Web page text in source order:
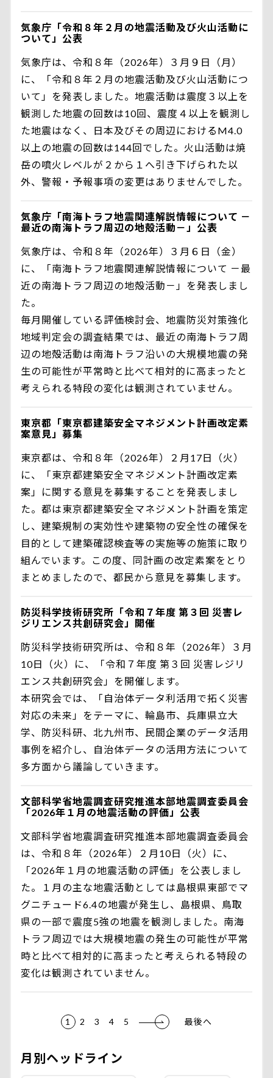
気象庁「令和８年２月の地震活動及び火山活動に
ついて」公表
気象庁は、令和８年（2026年）３月９日（月）
に、「令和８年２月の地震活動及び火山活動につ
いて」を発表しました。地震活動は震度３以上を
観測した地震の回数は10回、震度４以上を観測し
た地震はなく、日本及びその周辺におけるM4.0
以上の地震の回数は144回でした。火山活動は焼
岳の噴火レベルが２から１へ引き下げられた以
外、警報・予報事項の変更はありませんでした。
気象庁「南海トラフ地震関連解説情報について －
最近の南海トラフ周辺の地殻活動－」公表
気象庁は、令和８年（2026年）３月６日（金）
に、「南海トラフ地震関連解説情報について －最
近の南海トラフ周辺の地殻活動－」を発表しまし
た。
毎月開催している評価検討会、地震防災対策強化
地域判定会の調査結果では、最近の南海トラフ周
辺の地殻活動は南海トラフ沿いの大規模地震の発
生の可能性が平常時と比べて相対的に高まったと
考えられる特段の変化は観測されていません。
東京都「東京都建築安全マネジメント計画改定素
案意見」募集
東京都は、令和８年（2026年）２月17日（火）
に、「東京都建築安全マネジメント計画改定素
案」に関する意見を募集することを発表しまし
た。都は東京都建築安全マネジメント計画を策定
し、建築規制の実効性や建築物の安全性の確保を
目的として建築確認検査等の実施等の施策に取り
組んでいます。この度、同計画の改定素案をとり
まとめましたので、都民から意見を募集します。
防災科学技術研究所「令和７年度 第３回 災害レ
ジリエンス共創研究会」開催
防災科学技術研究所は、令和８年（2026年）３月
10日（火）に、「令和７年度 第３回 災害レジリ
エンス共創研究会」を開催します。
本研究会では、「自治体データ利活用で拓く災害
対応の未来」をテーマに、輪島市、兵庫県立大
学、防災科研、北九州市、民間企業のデータ活用
事例を紹介し、自治体データの活用方法について
多方面から議論していきます。
文部科学省地震調査研究推進本部地震調査委員会
「2026年１月の地震活動の評価」公表
文部科学省地震調査研究推進本部地震調査委員会
は、令和８年（2026年）２月10日（火）に、
「2026年１月の地震活動の評価」を公表しまし
た。１月の主な地震活動としては島根県東部でマ
グニチュード6.4の地震が発生し、島根県、鳥取
県の一部で震度5強の地震を観測しました。南海
トラフ周辺では大規模地震の発生の可能性が平常
時と比べて相対的に高まったと考えられる特段の
変化は観測されていません。
1 2 3 4 5 最後へ
月別ヘッドライン